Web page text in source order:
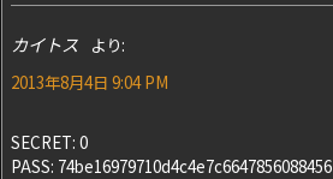
カイトス より:
2013年8月4日 9:04 PM
SECRET: 0
PASS: 74be16979710d4c4e7c6647856088456